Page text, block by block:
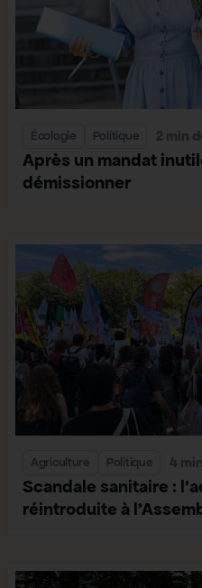
Écologie Politique 2 min
Après un mandat
démissionner
Agriculture Politique 4
Scandale sanitaire :
réintroduite à